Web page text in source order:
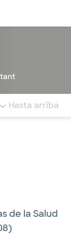
a
COMENTARIOS
Hasta arriba
de la Salud